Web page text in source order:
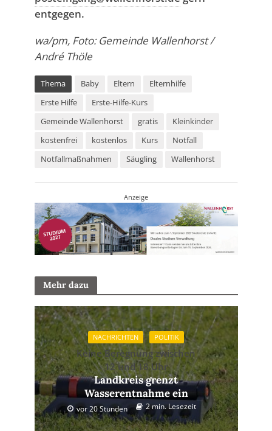
entgegen.
wa/pm, Foto: Gemeinde Wallenhorst /
André Thöle
Thema Baby Eltern
Elternhilfe
Erste Hilfe
Erste-Hilfe-Kurs
Gemeinde Wallenhorst
gratis
Kleinkinder
kostenfrei
kostenlos Kurs
Notfall
Notfallmaßnahmen
Säugling Wallenhorst
Anzeige
Mehr dazu
NACHRICHTEN POLITIK
Keine Beregnung zwischen
12 und 18 Uhr
Landkreis grenzt
Wasserentnahme ein
vor 20 Stunden 2 min. Lesezeit